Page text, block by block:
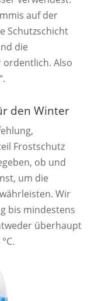
auf der
Schutzschicht
die
ordentlich. Also
den Winter
Frostschutz
ob und
um die
Wir
bis mindestens
überhaupt